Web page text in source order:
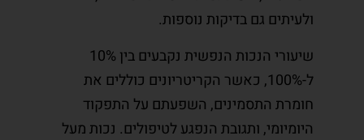
ולעיתים גם בדיקות נוספות.
שיעורי הנכות הנפשית נקבעים בין 10%
ל-100%, כאשר הקריטריונים כוללים את
חומרת התסמינים, השפעתם על התפקוד
היומיומי, ותגובת הנפגע לטיפולים. נכות מעל